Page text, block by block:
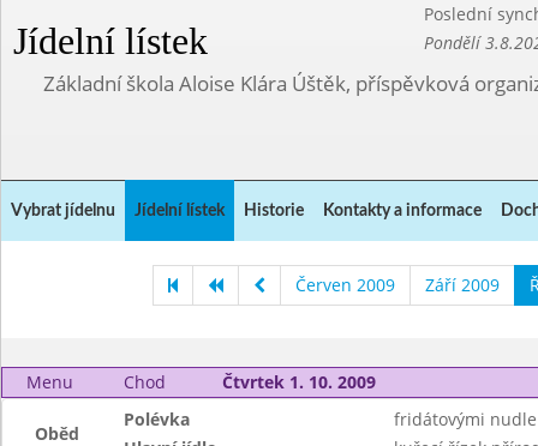
Jídelní lístek
Poslední
Pondělí
Základní škola Aloise Klára Úštěk, příspěvková
Vybrat jídelnu Jídelní lístek Historie Kontakty a informace
Červen 2009 Září 2009
Menu Chod Čtvrtek 1. 10. 2009
Oběd
Polévka
fridátovými